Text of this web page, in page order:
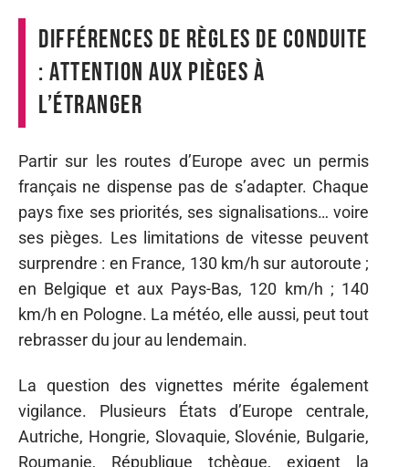
Différences de règles de conduite
: attention aux pièges à
l’étranger
Partir sur les routes d’Europe avec un permis
français ne dispense pas de s’adapter. Chaque
pays fixe ses priorités, ses signalisations… voire
ses pièges. Les limitations de vitesse peuvent
surprendre : en France, 130 km/h sur autoroute ;
en Belgique et aux Pays-Bas, 120 km/h ; 140
km/h en Pologne. La météo, elle aussi, peut tout
rebrasser du jour au lendemain.
La question des vignettes mérite également
vigilance. Plusieurs États d’Europe centrale,
Autriche, Hongrie, Slovaquie, Slovénie, Bulgarie,
Roumanie, République tchèque, exigent la